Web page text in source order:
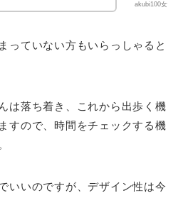
akubi100女
っていない方もいらっしゃると
は落ち着き、これから出歩く機
すので、時間をチェックする機
いいのですが、デザイン性は今